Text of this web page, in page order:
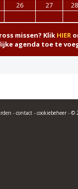
26 27 28
missen? Klik HIER
agenda toe te
- contact - cookiebeheer - ©